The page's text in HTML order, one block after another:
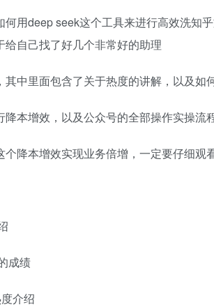
何用deep seek这个工具来进行高效洗知
给自己找了好几个非常好的助理
其中里面包含了关于热度的讲解，以及如
降本增效，以及公众号的全部操作实操
个降本增效实现业务倍增，一定要仔细观
成绩
介绍